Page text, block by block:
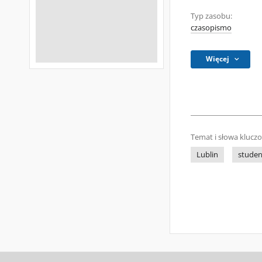
Typ zasobu:
czasopismo
Więcej
Temat i słowa
Lublin